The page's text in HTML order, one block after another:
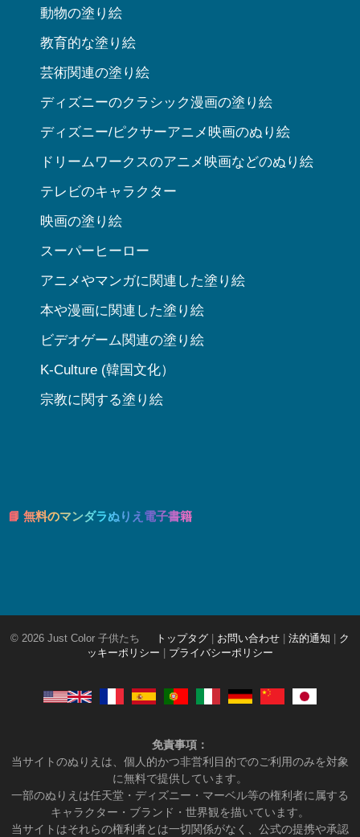
動物の塗り絵
教育的な塗り絵
芸術関連の塗り絵
ディズニーのクラシック漫画の塗り絵
ディズニー/ピクサーアニメ映画のぬり絵
ドリームワークスのアニメ映画などのぬり絵
テレビのキャラクター
映画の塗り絵
スーパーヒーロー
アニメやマンガに関連した塗り絵
本や漫画に関連した塗り絵
ビデオゲーム関連の塗り絵
K-Culture (韓国文化）
宗教に関する塗り絵
📘 無料のマンダラぬりえ電子書籍
© 2026 Just Color 子供たち トップタグ お問い合わせ 法的通知
ク
ッキーポリシー
プライバシーポリシー
免責事項：
当サイトのぬりえは、個人的かつ非営利目的でのご利用のみを対象
に無料で提供しています。
一部のぬりえは任天堂・ディズニー・マーベル等の権利者に属する
キャラクター・ブランド・世界観を描いています。
当サイトはそれらの権利者とは一切関係がなく、公式の提携や承認